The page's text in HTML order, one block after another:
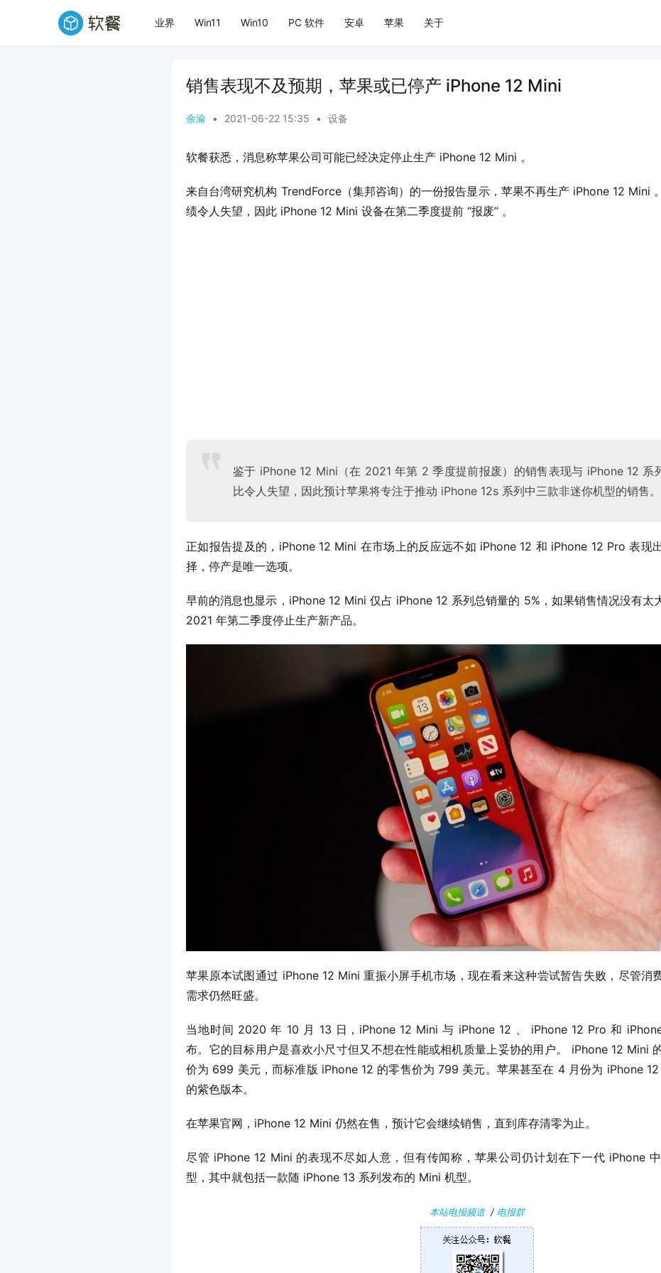
业界 Win11 Win10 PC 软件 安卓 苹果 关于
销售表现不及预期，苹果或已停产 iPhone 12 Mini
余渝 • 2021-06-22 15:35 • 设备
软餐获悉，消息称苹果公司可能已经决定停止生产 iPhone 12 Mini 。
来自台湾研究机构 TrendForce（集邦咨询）的一份报告显示，苹果不再生产 iPhone 12 Mini
绩令人失望，因此 iPhone 12 Mini 设备在第二季度提前 “报废” 。
鉴于 iPhone 12 Mini（在 2021 年第 2 季度提前报废）的销售表现与 iPhone 12 系
比令人失望，因此预计苹果将专注于推动 iPhone 12s 系列中三款非迷你机型的销售。
正如报告提及的，iPhone 12 Mini 在市场上的反应远不如 iPhone 12 和 iPhone 12 Pro 表现
择，停产是唯一选项。
早前的消息也显示，iPhone 12 Mini 仅占 iPhone 12 系列总销量的 5%，如果销售情况没有太
2021 年第二季度停止生产新产品。
苹果原本试图通过 iPhone 12 Mini 重振小屏手机市场，现在看来这种尝试暂告失败，尽管消
需求仍然旺盛。
当地时间 2020 年 10 月 13 日，iPhone 12 Mini 与 iPhone 12 、 iPhone 12 Pro 和
布。它的目标用户是喜欢小尺寸但又不想在性能或相机质量上妥协的用户。 iPhone 12 Mini
价为 699 美元，而标准版 iPhone 12 的零售价为 799 美元。苹果甚至在 4 月份为 iPhone
的紫色版本。
在苹果官网，iPhone 12 Mini 仍然在售，预计它会继续销售，直到库存清零为止。
尽管 iPhone 12 Mini 的表现不尽如人意，但有传闻称，苹果公司仍计划在下一代 iPhone
型，其中就包括一款随 iPhone 13 系列发布的 Mini 机型。
本站电报频道/ 电报群